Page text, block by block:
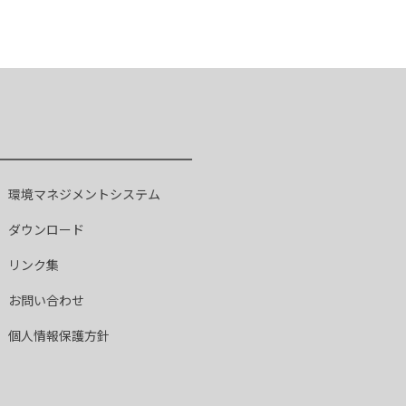
環境マネジメントシステム
ダウンロード
リンク集
お問い合わせ
個人情報保護方針